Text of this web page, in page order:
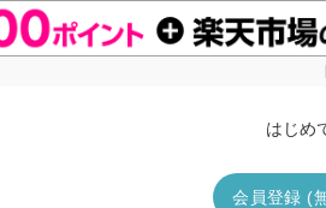
はじめ
会員登録 (